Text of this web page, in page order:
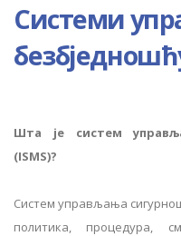
Системи
Шта је систем
(ISMS)?
Систем управљања
политика, процедура,